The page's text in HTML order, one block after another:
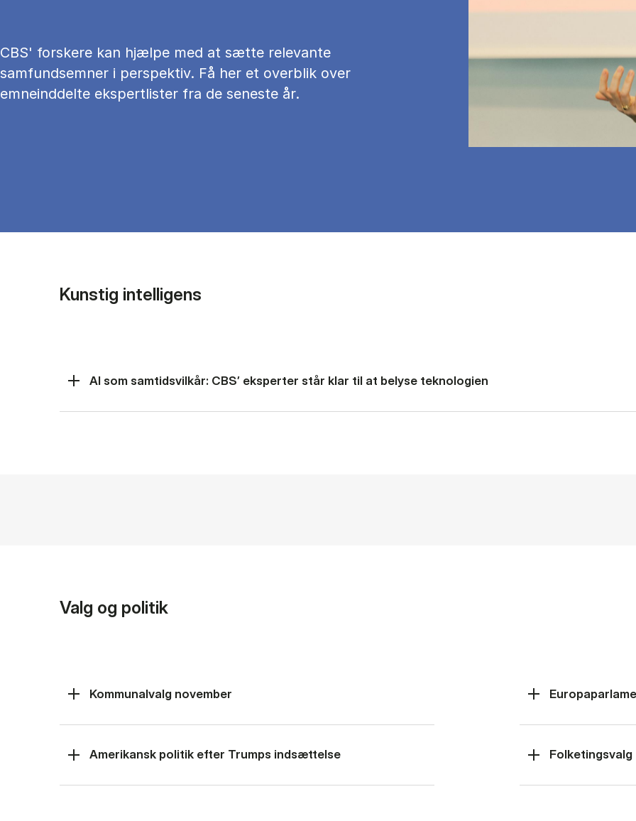
CBS' forskere kan hjælpe med at sætte relevante
samfundsemner i perspektiv. Få her et overblik over
emneinddelte ekspertlister fra de seneste år.
Kunstig intelligens
AI som samtidsvilkår: CBS’ eksperter står klar til at belyse teknologien
Valg og politik
Kommunalvalg november
Amerikansk politik efter Trumps indsættelse Folketingsvalg